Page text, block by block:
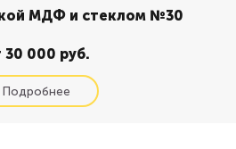
МДФ и стеклом №30
30 000 руб.